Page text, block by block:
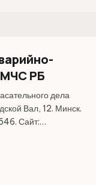
МЧС РБ
дела
Вал, 12. Минск.
Сайт:
dela/muzey-